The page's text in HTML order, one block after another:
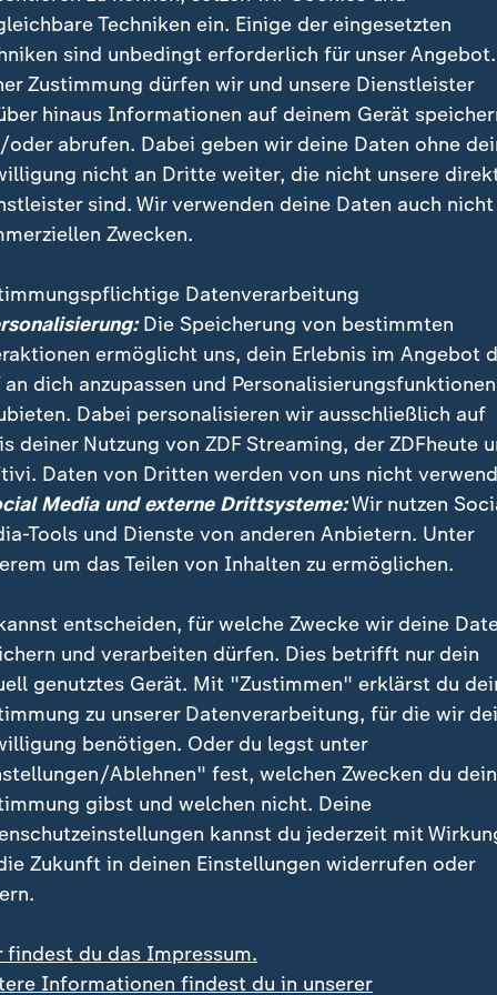
Präsident Trump hat das US-Militär, gemeinsam mit
Kommandeur Al-Minuki der Terrormiliz IS getötet.
hatte sich zuvor schuldig
des Prozesses vor dem Landesgericht Wiener
A. im April ein weitgehendes Schuldbekenntnis
bis auf den der Beihilfe zum versuchten Mord
Anschlagsplan für Swift-Konzerte
Techniken ein. Einige der eingesetzten
sind unbedingt erforderlich für unser
Zustimmung dürfen wir und unsere Dienstleister
hinaus Informationen auf deinem Gerät
oder abrufen. Dabei geben wir deine Daten ohne
nicht an Dritte weiter, die nicht unsere
sind. Wir verwenden deine Daten auch nicht
Zwecken.
Datenverarbeitung
Die Speicherung von bestimmten
ermöglicht uns, dein Erlebnis im Angebot
an dich anzupassen und Personalisierungsfunktionen
Dabei personalisieren wir ausschließlich auf
deiner Nutzung von ZDF Streaming, der ZDFheute
Daten von Dritten werden von uns nicht
Media und externe Drittsysteme:Wir nutzen
Tools und Dienste von anderen Anbietern. Unter
um das Teilen von Inhalten zu ermöglichen.
entscheiden, für welche Zwecke wir deine
und verarbeiten dürfen. Dies betrifft nur dein
genutztes Gerät. Mit "Zustimmen" erklärst du
zu unserer Datenverarbeitung, für die wir
benötigen. Oder du legst unter
Ablehnen" fest, welchen Zwecken du
gibst und welchen nicht. Deine
kannst du jederzeit mit
Zukunft in deinen Einstellungen widerrufen oder
findest du das Impressum.
Informationen findest du in unserer